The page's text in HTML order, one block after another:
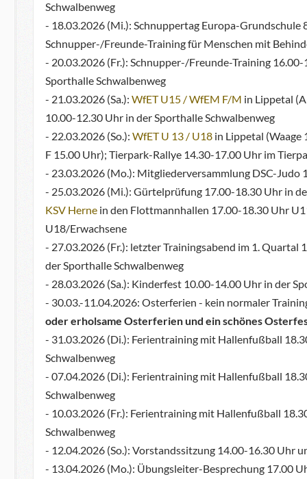
Schwalbenweg
- 18.03.2026 (Mi.): Schnuppertag Europa-Grundschule
Schnupper-/Freunde-Training für Menschen mit
- 20.03.2026 (Fr.): Schnupper-/Freunde-Training
Sporthalle Schwalbenweg
- 21.03.2026 (Sa.): WfET U15 / WfEM F/M in Lippetal
10.00-12.30 Uhr in der Sporthalle Schwalbenweg
- 22.03.2026 (So.): WfET U 13 / U18in Lippetal (Waage
F 15.00 Uhr); Tierpark-Rallye 14.30-17.00 Uhr im
- 23.03.2026 (Mo.): Mitgliederversammlung DSC-Judo
- 25.03.2026 (Mi.): Gürtelprüfung 17.00-18.30 Uhr in
KSV Hernein den Flottmannhallen 17.00-18.30 Uhr
U18/Erwachsene
- 27.03.2026 (Fr.): letzter Trainingsabend im 1.
der Sporthalle Schwalbenweg
- 28.03.2026 (Sa.): Kinderfest 10.00-14.00 Uhr in der
- 30.03.-11.04.2026: Osterferien - kein normaler
oder erholsame Osterferien und ein schönes
- 31.03.2026 (Di.): Ferientraining mit Hallenfußball
Schwalbenweg
- 07.04.2026 (Di.): Ferientraining mit Hallenfußball
Schwalbenweg
- 10.03.2026 (Fr.): Ferientraining mit Hallenfußball
Schwalbenweg
- 12.04.2026 (So.): Vorstandssitzung 14.00-16.30 Uhr
- 13.04.2026 (Mo.): Übungsleiter-Besprechung 17.00